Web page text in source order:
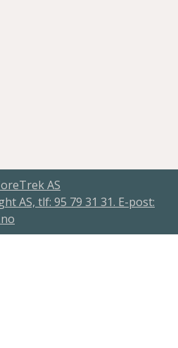
AS
AS, tlf: 95 79 31 31. E-post: